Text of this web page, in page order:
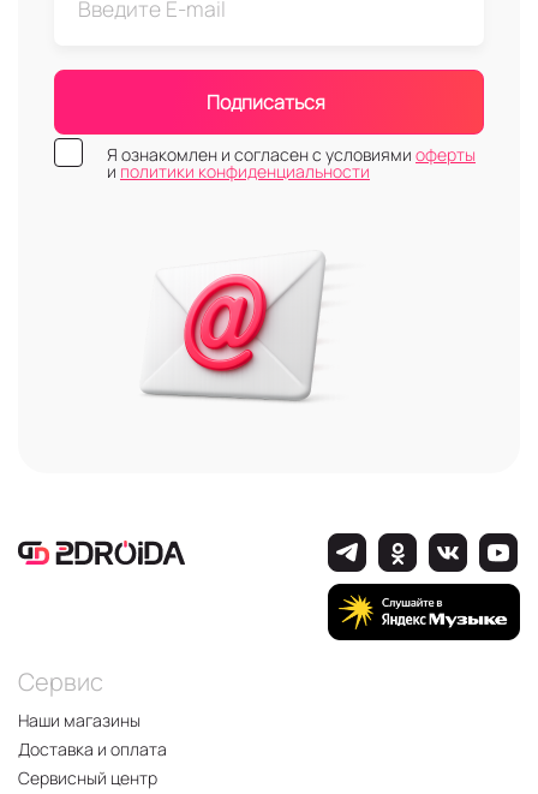
Подписаться
Я ознакомлен и согласен с условиями оферты
и политики конфиденциальности
Сервис
Наши магазины
Доставка и оплата
Сервисный центр